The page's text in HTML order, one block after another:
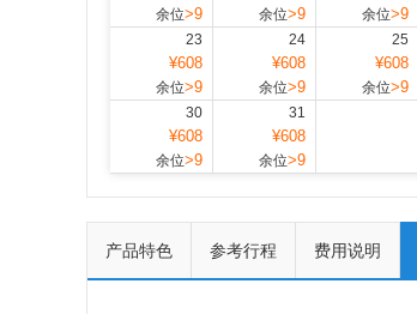
余位>9 余位>9 余位>9
23
¥608
余位>9
24
¥608
余位>9
25
¥608
余位>9
30
¥608
余位>9
31
¥608
余位>9
产品特色 参考行程 费用说明